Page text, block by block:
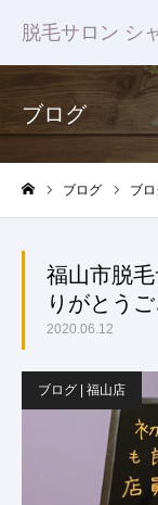
脱毛サロン シ
ブログ
ブログ ブ
福山市脱
りがとう
2020.06.12
ブログ | 福山店